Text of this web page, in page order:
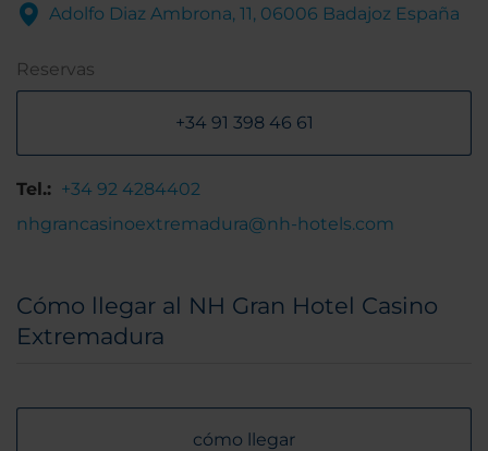
Adolfo Diaz Ambrona, 11, 06006 Badajoz España
Reservas
+34 91 398 46 61
Tel.: +34 92 4284402
nhgrancasinoextremadura@nh-hotels.com
Cómo llegar al NH Gran Hotel Casino
Extremadura
cómo llegar